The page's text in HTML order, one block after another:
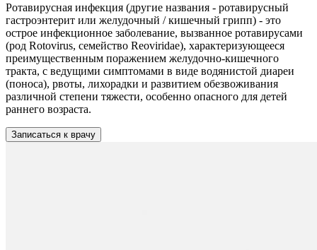
Ротавирусная инфекция (другие названия - ротавирусный
гастроэнтерит или желудочный / кишечный грипп) - это
острое инфекционное заболевание, вызванное ротавирусами
(род Rotovirus, семейство Reoviridae), характеризующееся
преимущественным поражением желудочно-кишечного
тракта, с ведущими симптомами в виде водянистой диареи
(поноса), рвоты, лихорадки и развитием обезвоживания
различной степени тяжести, особенно опасного для детей
раннего возраста.
Записаться к врачу